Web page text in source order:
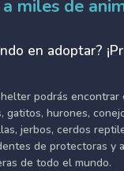
miles de
en adoptar?
podrás encontrar
gatitos, hurones,
jerbos, cerdos
de protectoras y
de todo el mundo.